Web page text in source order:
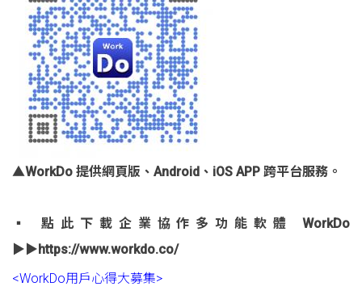
▲WorkDo 提供網頁版、Android、iOS APP 跨平台服務。
▪
點此下載企業協作多功能軟體 WorkDo
▶▶https://www.workdo.co/
<WorkDo用戶心得大募集>